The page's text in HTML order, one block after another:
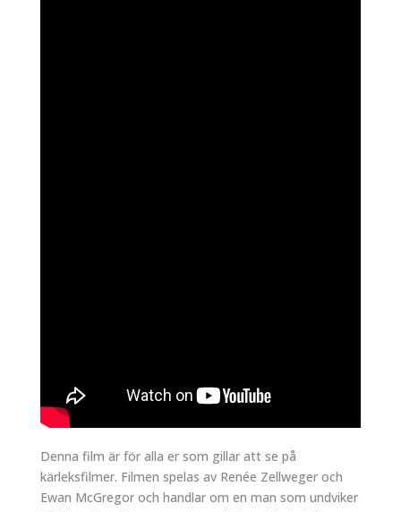
Denna film är för alla er som gillar att se på
kärleksfilmer. Filmen spelas av Renée Zellweger och
Ewan McGregor och handlar om en man som undviker